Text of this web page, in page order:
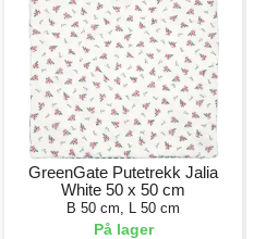
GreenGate Putetrekk Jalia
White 50 x 50 cm
B 50 cm, L 50 cm
På lager